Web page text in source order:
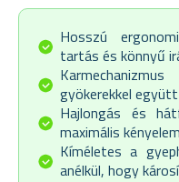
Hosszú
tartás és könnyű
gyökerekkel együtt
Hajlongás és
maximális
Kíméletes a
anélkül, hogy